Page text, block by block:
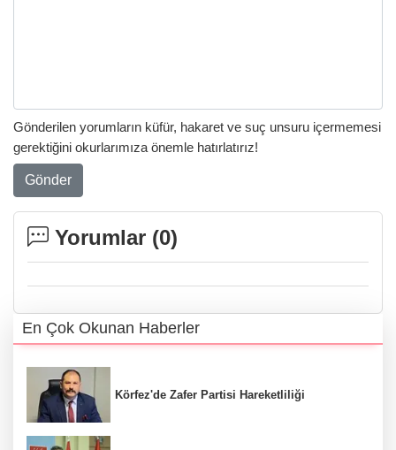
Gönderilen yorumların küfür, hakaret ve suç unsuru içermemesi
gerektiğini okurlarımıza önemle hatırlatırız!
Gönder
Yorumlar (0)
En Çok Okunan Haberler
Körfez'de Zafer Partisi Hareketliliği